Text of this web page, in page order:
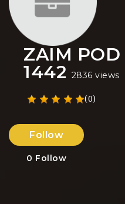
ZAIM POD
1442 2836 views
(0)
Follow
0 Follow